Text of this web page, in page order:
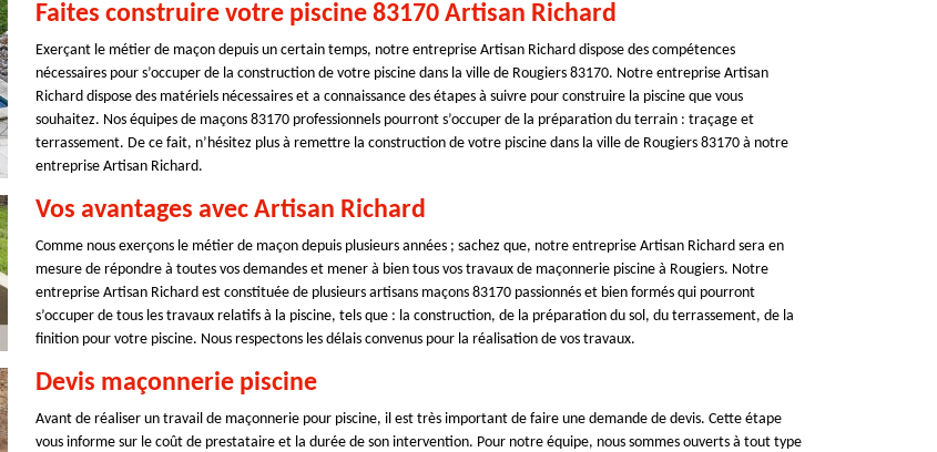
Faites construire votre piscine 83170 Artisan Richard
Exerçant le métier de maçon depuis un certain temps, notre entreprise Artisan Richard dispose des compétences
nécessaires pour s’occuper de la construction de votre piscine dans la ville de Rougiers 83170. Notre entreprise Artisan
Richard dispose des matériels nécessaires et a connaissance des étapes à suivre pour construire la piscine que vous
souhaitez. Nos équipes de maçons 83170 professionnels pourront s’occuper de la préparation du terrain : traçage et
terrassement. De ce fait, n’hésitez plus à remettre la construction de votre piscine dans la ville de Rougiers 83170 à notre
entreprise Artisan Richard.
Vos avantages avec Artisan Richard
Comme nous exerçons le métier de maçon depuis plusieurs années ; sachez que, notre entreprise Artisan Richard sera en
mesure de répondre à toutes vos demandes et mener à bien tous vos travaux de maçonnerie piscine à Rougiers. Notre
entreprise Artisan Richard est constituée de plusieurs artisans maçons 83170 passionnés et bien formés qui pourront
s’occuper de tous les travaux relatifs à la piscine, tels que : la construction, de la préparation du sol, du terrassement, de la
finition pour votre piscine. Nous respectons les délais convenus pour la réalisation de vos travaux.
Devis maçonnerie piscine
Avant de réaliser un travail de maçonnerie pour piscine, il est très important de faire une demande de devis. Cette étape
vous informe sur le coût de prestataire et la durée de son intervention. Pour notre équipe, nous sommes ouverts à tout type